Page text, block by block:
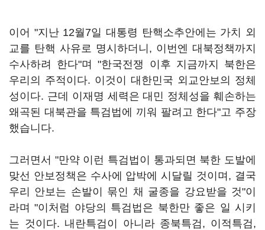
이어 "지난 12월7일 대통령 탄핵소추안에는 가치 외
교를 탄핵 사유로 명시하더니, 이번엔 대북정책까지
수사하려 한다"며 "한국전쟁 이후 지금까지 북한은
우리의 주적이다. 이것이 대한민국 외교안보의 정체
성이다. 근데 이재명 세력은 대민 정체성을 훼손하는
왜곡된 대북관을 특검법에 끼워 팔려고 한다"고 주장
했습니다.
그러면서 "만약 이런 특검법이 통과되면 북한 도발에
맞선 안보정책은 수사에 압박에 시달릴 것이며, 결국
우리 안보는 손발이 묶인 채 굴종을 강요받을 것"이
라며 "이처럼 야당의 특검법은 북한만 좋은 일 시키
는 것이다. 내란특검이 아니라 종북특검, 이적특검,